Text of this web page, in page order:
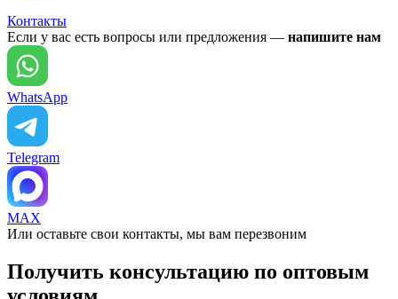
Контакты
Если у вас есть вопросы или предложения — напишите нам
WhatsApp
Telegram
MAX
Или оставьте свои контакты, мы вам перезвоним
Получить консультацию по оптовым